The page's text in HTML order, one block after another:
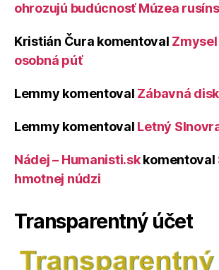
ohrozujú budúcnosť Múzea
Kristián Čura komentoval Zmysel
osobná púť
Lemmy komentoval Zábavná
Lemmy komentoval Letný
Nádej – Humanisti.skkomentoval
hmotnej núdzi
Transparentný účet